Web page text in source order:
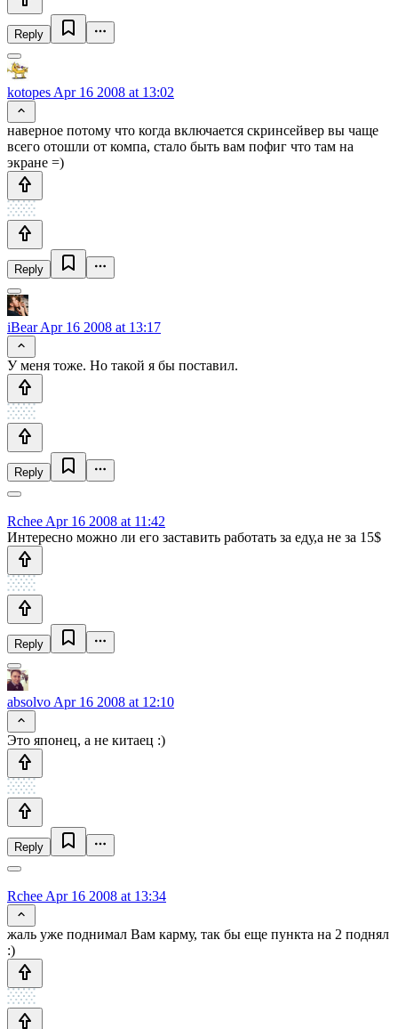
Reply
kotopes Apr 16 2008 at 13:02
наверное потому что когда включается скринсейвер вы чаще
всего отошли от компа, стало быть вам пофиг что там на
экране =)
Reply
iBearApr 16 2008 at 13:17
У меня тоже. Но такой я бы поставил.
Reply
Rchee Apr 16 2008 at 11:42
Интересно можно ли его заставить работать за еду,а не за 15$
Reply
absolvo Apr 16 2008 at 12:10
Это японец, а не китаец :)
Reply
Rchee Apr 16 2008 at 13:34
жаль уже поднимал Вам карму, так бы еще пункта на 2 поднял
:)